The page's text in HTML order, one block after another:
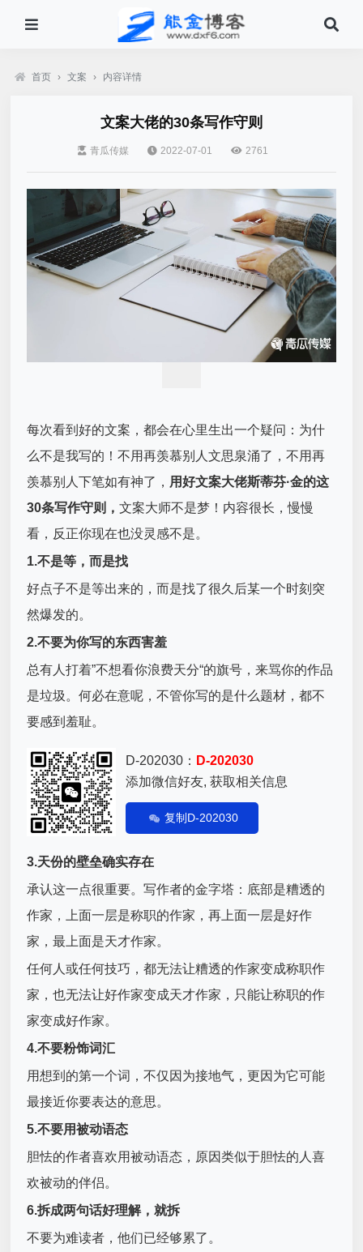
首页 › 文案 › 内容详情
文案大佬的30条写作守则
青瓜传媒 2022-07-01 2761
每次看到好的文案 ，都会在心里生出一个疑问：为什
么不是我写的！不用再羡慕别人文思泉涌了，不用再
羡慕别人下笔如有神了， 用好文案大佬斯蒂芬·金的这
30条写作守则，文案大师不是梦！内容很长，慢慢
看，反正你现在也没灵感不是。
1.不是等，而是找
好点子不是等出来的，而是找了很久后某一个时刻突
然爆发的。
2.不要为你写的东西害羞
总有人打着”不想看你浪费天分“的旗号，来骂你的作品
是垃圾。何必在意呢，不管你写的是什么题材，都不
要感到羞耻。
D-202030： D-202030
添加微信好友, 获取相关信息
复制D-202030
3.天份的壁垒确实存在
承认这一点很重要。写作者的金字塔：底部是糟透的
作家，上面一层是称职的作家，再上面一层是好作
家，最上面是天才作家。
任何人或任何技巧，都无法让糟透的作家变成称职作
家，也无法让好作家变成天才作家，只能让称职的作
家变成好作家。
4.不要粉饰词汇
用想到的第一个词，不仅因为接地气，更因为它可能
最接近你要表达的意思。
5.不要用被动语态
胆怯的作者喜欢用被动语态，原因类似于胆怯的人喜
欢被动的伴侣。
6.拆成两句话好理解，就拆
不要为难读者，他们已经够累了。